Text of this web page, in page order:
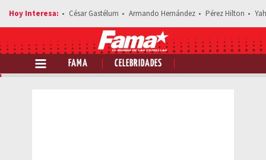
César Gastélum Armando Hernández Pérez Hilton
FAMA CELEBRIDADES
Comparte esta noticia